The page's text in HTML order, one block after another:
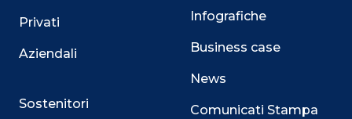
Privati
Aziendali
Sostenitori
Infografiche
Business case
News
Comunicati Stampa